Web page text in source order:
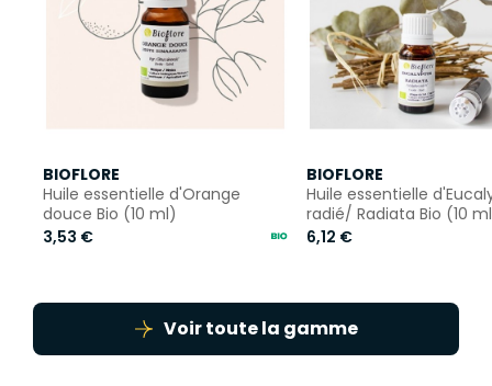
BIOFLORE
Huile essentielle d'Orange
douce Bio (10 ml)
3,53 €
BIOFLORE
Huile essentielle
radié/ Radiata Bio (10
6,12 €
Voir toute la gamme